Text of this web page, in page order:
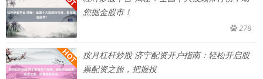
您掘金股市！
278
按月杠杆炒股 济宁配资开户指南：轻松开启股
票配资之旅，把握投